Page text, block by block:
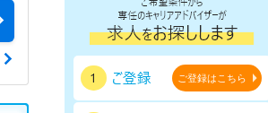
ご登録はこちら